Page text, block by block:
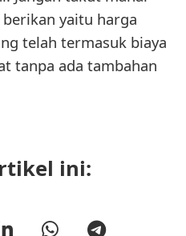
yaitu harga
telah termasuk biaya
tanpa ada tambahan
ini: